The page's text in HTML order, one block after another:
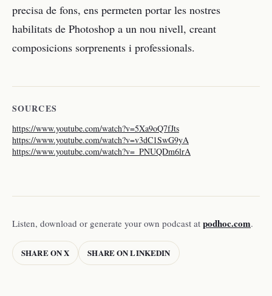
precisa de fons, ens permeten portar les nostres
habilitats de Photoshop a un nou nivell, creant
composicions sorprenents i professionals.
SOURCES
https://www.youtube.com/watch?v=5Xa9oQ7fJts
https://www.youtube.com/watch?v=v3dC1SwG9yA
https://www.youtube.com/watch?v=_PNUQDm6lrA
Listen, download or generate your own podcast at podhoc.com.
SHARE ON X SHARE ON LINKEDIN